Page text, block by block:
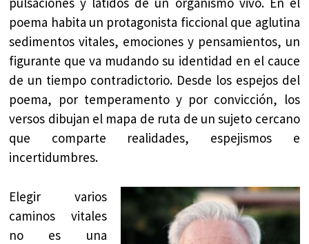
poema habita un protagonista ficcional que aglutina
sedimentos vitales, emociones y pensamientos, un
figurante que va mudando su identidad en el cauce
de un tiempo contradictorio. Desde los espejos del
poema, por temperamento y por convicción, los
versos dibujan el mapa de ruta de un sujeto cercano
que comparte realidades, espejismos e
incertidumbres.
Elegir varios
caminos vitales
no es una